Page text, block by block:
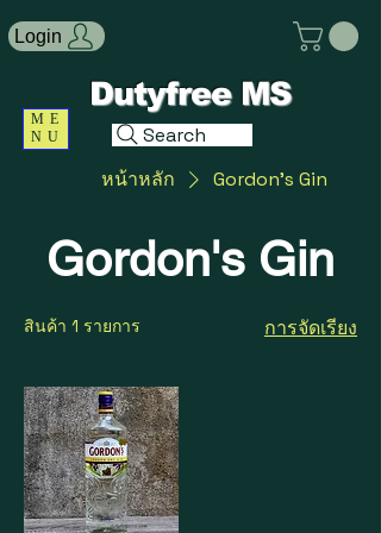
ME
NU
Search
Login
Dutyfree MS
หน้าหลัก Gordon's Gin
Gordon's Gin
สินค้า 1 รายการ การจัดเรียง